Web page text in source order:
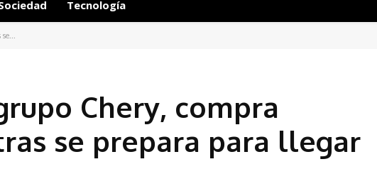
Tecnología
Chery, compra
se prepara para llegar